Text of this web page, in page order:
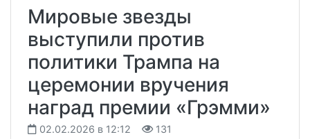
Мировые звезды
выступили против
политики Трампа на
церемонии вручения
наград премии «Грэмми»
02.02.2026 в 12:12 131